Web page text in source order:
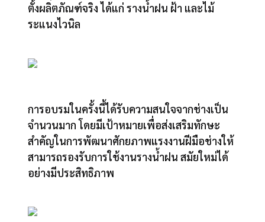
ตั้งผลิตภัณฑ์จริง ได้แก่ รางน้ำฝน ฝ้า และไม้
ระแนงไวนิล
การอบรมในครั้งนี้ได้รับความสนใจจากช่างเป็น
จำนวนมาก โดยมีเป้าหมายเพื่อส่งเสริมทักษะ
สำคัญในการพัฒนาศักยภาพแรงงานฝีมือช่างให้
สามารถรองรับการใช้งานรางน้ำฝน สมัยใหม่ได้
อย่างมีประสิทธิภาพ